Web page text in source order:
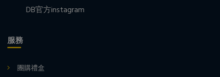
DB官方instagram
服務
團購禮盒